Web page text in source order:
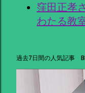
窪田正孝
わたる教
過去7日間の人気記事